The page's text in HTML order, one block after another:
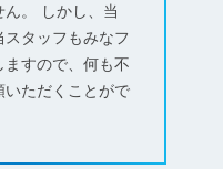
。 しかし、当
タッフもみなフ
すので、何も不
ただくことがで